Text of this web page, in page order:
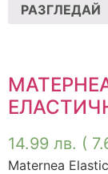
РАЗГЛЕДАЙ
14.99 лв. (
Maternea